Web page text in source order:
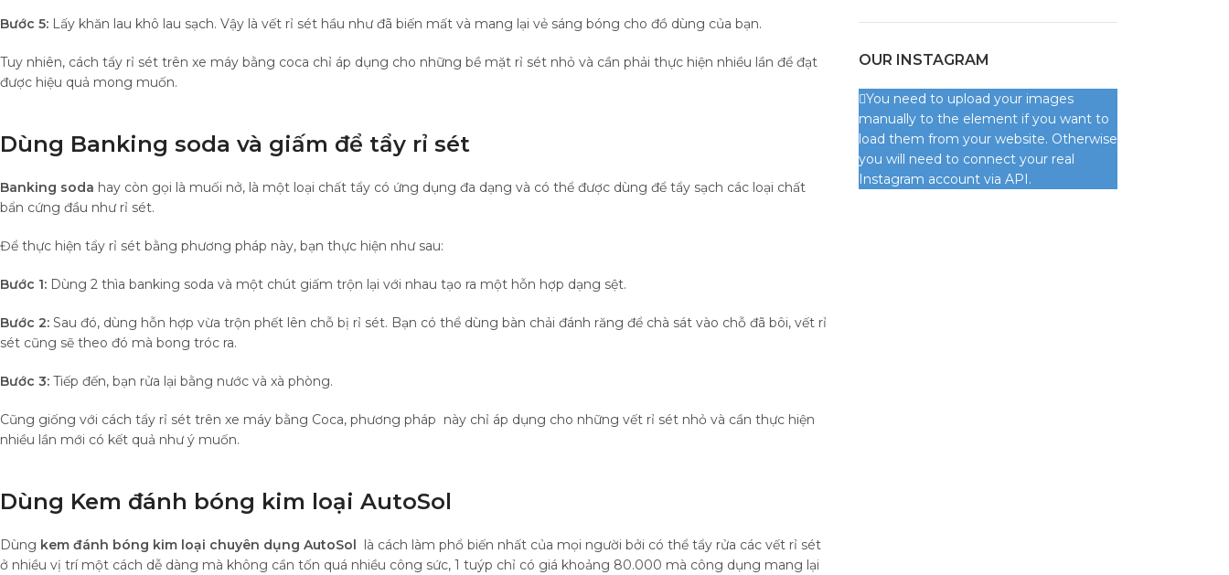
Bước 5: Lấy khăn lau khô lau sạch. Vậy là vết rỉ sét hầu như đã biến mất và mang lại vẻ sáng bóng cho đồ dùng của bạn.
Tuy nhiên, cách tẩy rỉ sét trên xe máy bằng coca chỉ áp dụng cho những bề mặt rỉ sét nhỏ và cần phải thực hiện nhiều lần để đạt
được hiệu quả mong muốn.
Dùng Banking soda và giấm để tẩy rỉ sét
Banking soda hay còn gọi là muối nở, là một loại chất tẩy có ứng dụng đa dạng và có thể được dùng để tẩy sạch các loại chất
bẩn cứng đầu như rỉ sét.
Để thực hiện tẩy rỉ sét bằng phương pháp này, bạn thực hiện như sau:
Bước 1: Dùng 2 thìa banking soda và một chút giấm trộn lại với nhau tạo ra một hỗn hợp dạng sệt.
Bước 2: Sau đó, dùng hỗn hợp vừa trộn phết lên chỗ bị rỉ sét. Bạn có thể dùng bàn chải đánh răng để chà sát vào chỗ đã bôi, vết rỉ
sét cũng sẽ theo đó mà bong tróc ra.
Bước 3: Tiếp đến, bạn rửa lại bằng nước và xà phòng.
Cũng giống với cách tẩy rỉ sét trên xe máy bằng Coca, phương pháp này chỉ áp dụng cho những vết rỉ sét nhỏ và cần thực hiện
nhiều lần mới có kết quả như ý muốn.
Dùng Kem đánh bóng kim loại AutoSol
Dùng kem đánh bóng kim loại chuyên dụng AutoSol là cách làm phổ biến nhất của mọi người bởi có thể tẩy rửa các vết rỉ sét
ở nhiều vị trí một cách dễ dàng mà không cần tốn quá nhiều công sức, 1 tuýp chỉ có giá khoảng 80.000 mà công dụng mang lại
OUR INSTAGRAM
You need to upload your images
manually to the element if you want to
load them from your website. Otherwise
you will need to connect your real
Instagram account via API.